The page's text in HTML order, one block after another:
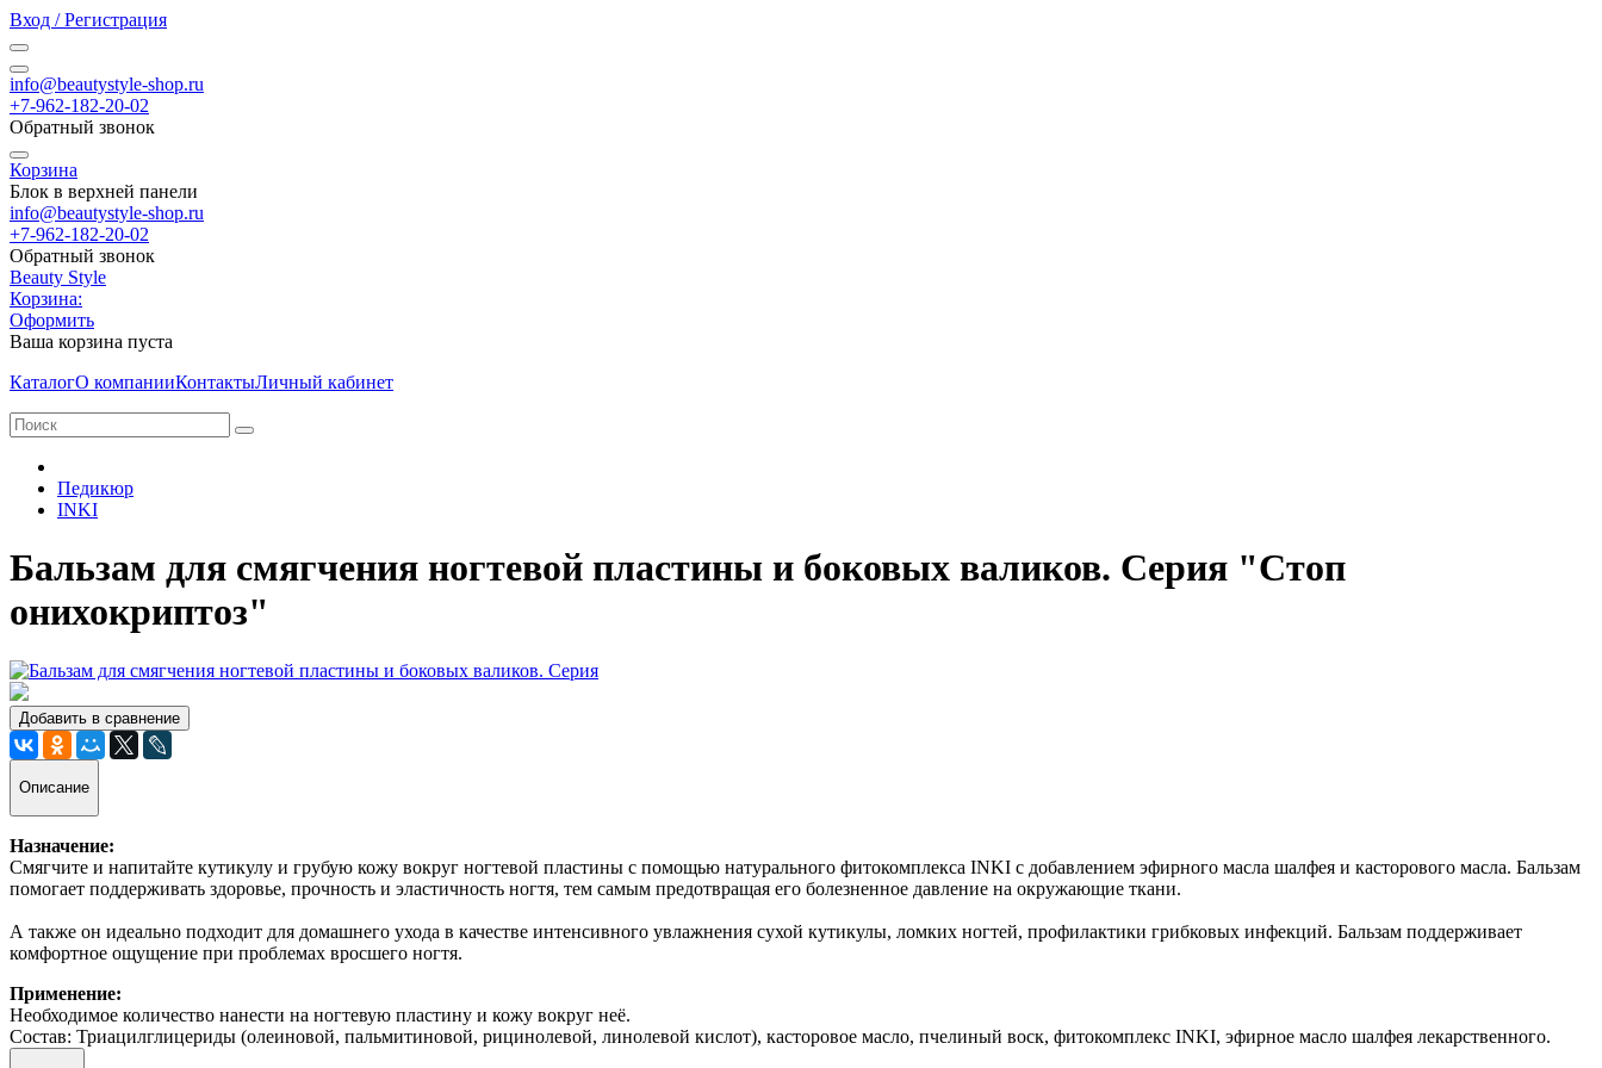
Вход / Регистрация
info@beautystyle-shop.ru
+7-962-182-20-02
Обратный звонок
Корзина
Блок в верхней панели
info@beautystyle-shop.ru
+7-962-182-20-02
Обратный звонок
Beauty Style
Корзина:
Оформить
Ваша корзина пуста
КаталогО компанииКонтактыЛичный кабинет
Педикюр
INKI
Бальзам для смягчения ногтевой пластины и боковых валиков. Серия "Стоп
онихокриптоз"
Добавить в сравнение
Описание
Назначение:
Смягчите и напитайте кутикулу и грубую кожу вокруг ногтевой пластины с помощью натурального фитокомплекса INKI с добавлением эфирного масла шалфея и касторового масла. Бальзам
помогает поддерживать здоровье, прочность и эластичность ногтя, тем самым предотвращая его болезненное давление на окружающие ткани.
А также он идеально подходит для домашнего ухода в качестве интенсивного увлажнения сухой кутикулы, ломких ногтей, профилактики грибковых инфекций. Бальзам поддерживает
комфортное ощущение при проблемах вросшего ногтя.
Применение:
Необходимое количество нанести на ногтевую пластину и кожу вокруг неё.
Состав: Триацилглицериды (олеиновой, пальмитиновой, рицинолевой, линолевой кислот), касторовое масло, пчелиный воск, фитокомплекс INKI, эфирное масло шалфея лекарственного.